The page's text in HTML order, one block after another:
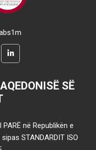
SË
PARË në Republikën e
STANDARDIT ISO